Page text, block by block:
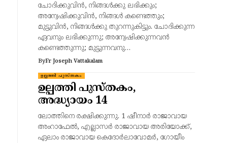
ചോദിക്കുവിന്‍, നിങ്ങള്‍ക്കു ലഭിക്കും;
അന്വേഷിക്കുവിന്‍, നിങ്ങള്‍ കണ്ടെത്തും;
മുട്ടുവിന്‍, നിങ്ങള്‍ക്കു തുറന്നുകിട്ടും. ചോദിക്കുന്ന
ഏവനും ലഭിക്കുന്നു; അന്വേഷിക്കുന്നവന്‍
കണ്ടെത്തുന്നു; മുട്ടുന്നവനു…
ByFr Joseph Vattakalam
ഉല്പത്തി പുസ്തകം
ഉല്പത്തി പുസ്തകം,
അദ്ധ്യായം 14
ലോത്തിനെ രക്ഷിക്കുന്നു. 1 ഷീനാര്‍ രാജാവായ
അംറാഫേല്‍, എല്ലാസര്‍ രാജാവായ അരിയോക്ക്,
ഏലാം രാജാവായ കെദോര്‍ലാവോമര്‍, ഗോയീം